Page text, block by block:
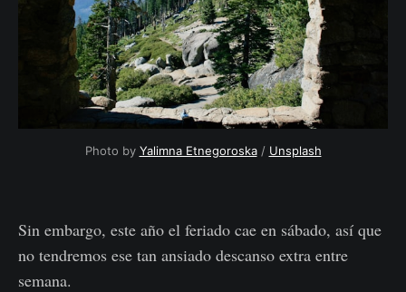
Photo by Yalimna Etnegoroska/ Unsplash
Sin embargo, este año el feriado cae en sábado, así que
no tendremos ese tan ansiado descanso extra entre
semana.